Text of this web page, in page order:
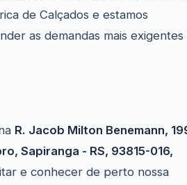
de Calçados e estamos
as demandas mais exigentes
R. Jacob Milton Benemann,
Sapiranga - RS, 93815-016,
e conhecer de perto nossa